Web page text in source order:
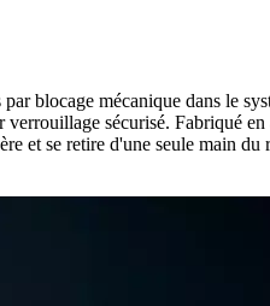
blocage mécanique dans le
sécurisé. Fabriqué
et se retire d'une seule main